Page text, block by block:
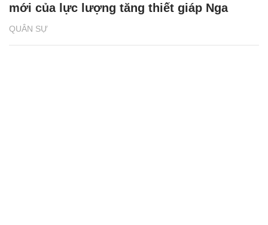
QUÂN SỰ
mới của lực lượng tăng thiết giáp Nga